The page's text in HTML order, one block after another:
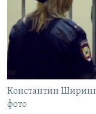
ПОБЕДИТЕЛЕЙ НЕ
УКРАИНСКАЯ
ПРИСОЕДИНЯЙТЕСЬ!
Все сайты RFE/
Константин Ширинг
фото